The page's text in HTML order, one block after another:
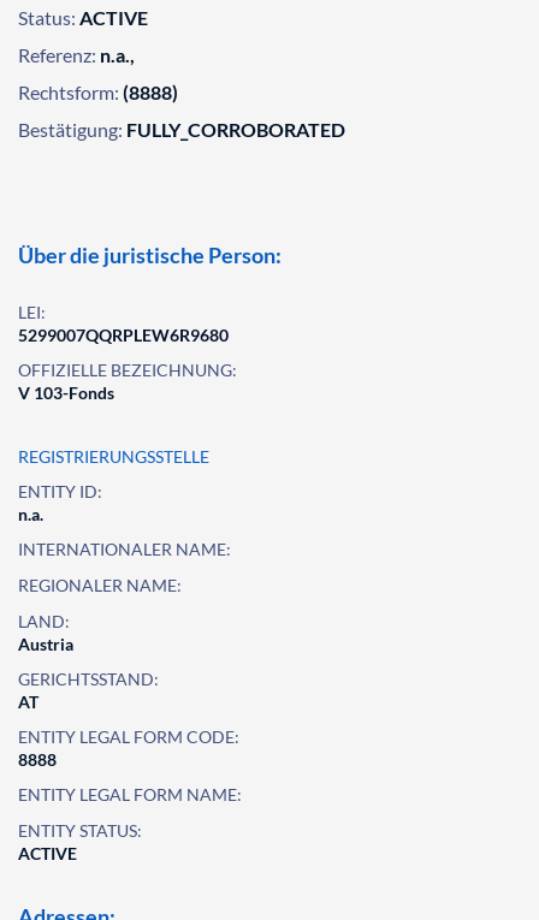
Status: ACTIVE
Referenz: n.a.,
Rechtsform: (8888)
Bestätigung: FULLY_CORROBORATED
Über die juristische Person:
LEI:
5299007QQRPLEW6R9680
OFFIZIELLE BEZEICHNUNG:
V 103-Fonds
REGISTRIERUNGSSTELLE
ENTITY ID:
n.a.
INTERNATIONALER NAME:
REGIONALER NAME:
LAND:
Austria
GERICHTSSTAND:
AT
ENTITY LEGAL FORM CODE:
8888
ENTITY LEGAL FORM NAME:
ENTITY STATUS:
ACTIVE